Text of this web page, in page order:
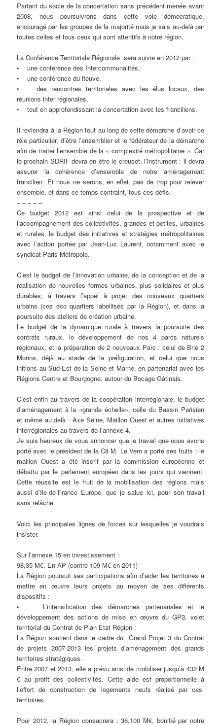
Partant du socle de la concertation sans précédent menée avant
2008, nous poursuivrons dans cette voie démocratique,
encouragé par les groupes de la majorité mais je sais au-delà par
toutes celles et tous ceux qui sont attentifs à notre région.
La Conférence Territoriale Régionale sera suivie en 2012 par :
• une conférence des Intercommunalités,
• une conférence du fleuve,
• des rencontres territoriales avec les élus locaux, des
réunions inter régionales,
• tout en approfondissant la concertation avec les franciliens.
Il reviendra à la Région tout au long de cette démarche d’avoir ce
rôle particulier, d’être l’ensemblier et le fédérateur de la démarche
afin de traiter l’ensemble de la « complexité métropolitaine ». Car
le prochain SDRIF devra en être le creuset, l’instrument : il devra
assurer la cohérence d’ensemble de notre aménagement
francilien. Et nous ne serons, en effet, pas de trop pour relever
ensemble, et dans ce temps contraint, tous ces défis.
– – – – –
Ce budget 2012 est ainsi celui de la prospective et de
l’accompagnement des collectivités, grandes et petites, urbaines
et rurales, le budget des initiatives et stratégies métropolitaines
avec l’action portée par Jean-Luc Laurent, notamment avec le
syndicat Paris Métropole.
C’est le budget de l’innovation urbaine, de la conception et de la
réalisation de nouvelles formes urbaines, plus solidaires et plus
durables; à travers l’appel à projet des nouveaux quartiers
urbains (ces éco quartiers labellisés par la Région), et dans la
poursuite des ateliers de création urbaine.
Le budget de la dynamique rurale à travers la poursuite des
contrats ruraux, le développement de nos 4 parcs naturels
régionaux, et la préparation de 2 nouveaux Parc : celui de Brie 2
Morins, déjà au stade de la préfiguration, et celui que nous
initions au Sud-Est de la Seine et Marne, en partenariat avec les
Régions Centre et Bourgogne, autour du Bocage Gâtinais.
C’est enfin au travers de la coopération interrégionale, le budget
d’aménagement à la «grande échelle», celle du Bassin Parisien
et même au delà : Axe Seine, Maillon Ouest et autres initiatives
interrégionales au travers de l’annexe 4.
Je suis heureux de vous annoncer que le travail que nous avons
porté avec le président de la C8 M. Le Vern a porté ses fruits : le
maillon Ouest a été inscrit par la commission européenne et
débattu par le parlement européen dans les jours qui viennent.
Cette réussite est le fruit de la mobilisation des régions mais
aussi d’Ile-de-France Europe, que je salue ici, pour son travail
sans relâche.
Voici les principales lignes de forces sur lesquelles je voudrais
insister.
Sur l’annexe 15 en investissement :
98,35 M€. En AP (contre 109 M€ en 2011)
La Région poursuit ses participations afin d’aider les territoires à
mettre en œuvre leurs projets au moyen de ses différents
dispositifs :
• L’intensification des démarches partenariales et le
développement des actions de mise en œuvre du GP3, volet
territorial du Contrat de Plan Etat Région :
La Région soutient dans le cadre du Grand Projet 3 du Contrat
de projets 2007-2013 les projets d’aménagement des grands
territoires stratégiques.
Entre 2007 et 2013, elle a prévu ainsi de mobiliser jusqu’à 432 M
€ au profit des collectivités. Cette aide est proportionnelle à
l’effort de construction de logements neufs réalisé par ces
territoires.
Pour 2012, la Région consacrera : 36,100 M€, bonifié par notre